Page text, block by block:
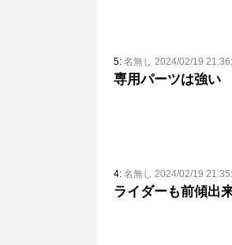
5: 名無し 2024/02/19
専用パーツは強い
4: 名無し 2024/02/19
ライダーも前傾出